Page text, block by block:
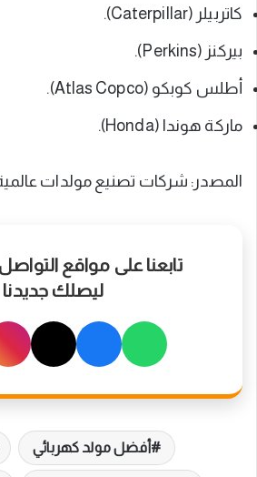
كاتربيلر (Caterpillar).
بيركنز (Perkins).
أطلس كوبكو (Atlas Copco).
ماركة هوندا (Honda).
المصدر: شركات تصنيع مولدات
تابعنا على مواقع
ليصلك جديدنا
أفضل مولد كهربائي